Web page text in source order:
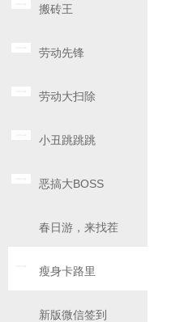
搬砖王
劳动先锋
劳动大扫除
小丑跳跳跳
恶搞大BOSS
春日游，来找茬
瘦身卡路里
新版微信签到